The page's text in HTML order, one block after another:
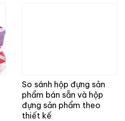
So sánh hộp đựng sản
phẩm bán sẵn và hộp
đựng sản phẩm theo
thiết kế